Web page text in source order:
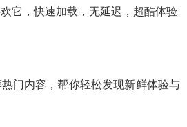
它，快速加载，无延迟，超酷体验
门内容，帮你轻松发现新鲜体验与